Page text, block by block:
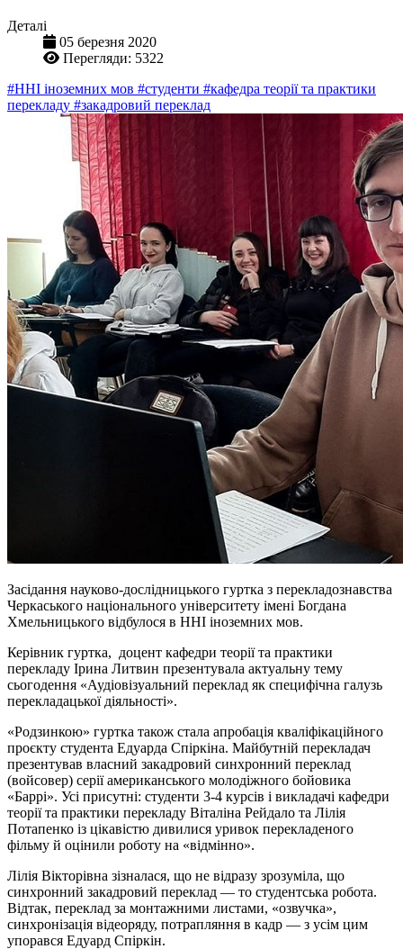
Деталі
05 березня 2020
Перегляди: 5322
#ННІ іноземних мов #студенти #кафедра теорії та практики
перекладу #закадровий переклад
Засідання науково-дослідницького гуртка з перекладознавства
Черкаського національного університету імені Богдана
Хмельницького відбулося в ННІ іноземних мов.
Керівник гуртка, доцент кафедри теорії та практики
перекладу Ірина Литвин презентувала актуальну тему
сьогодення «Аудіовізуальний переклад як специфічна галузь
перекладацької діяльності».
«Родзинкою» гуртка також стала апробація кваліфікаційного
проєкту студента Едуарда Спіркіна. Майбутній перекладач
презентував власний закадровий синхронний переклад
(войсовер) серії американського молодіжного бойовика
«Баррі». Усі присутні: студенти 3-4 курсів і викладачі кафедри
теорії та практики перекладу Віталіна Рейдало та Лілія
Потапенко із цікавістю дивилися уривок перекладеного
фільму й оцінили роботу на «відмінно».
Лілія Вікторівна зізналася, що не відразу зрозуміла, що
синхронний закадровий переклад — то студентська робота.
Відтак, переклад за монтажними листами, «озвучка»,
синхронізація відеоряду, потрапляння в кадр — з усім цим
упорався Едуард Спіркін.